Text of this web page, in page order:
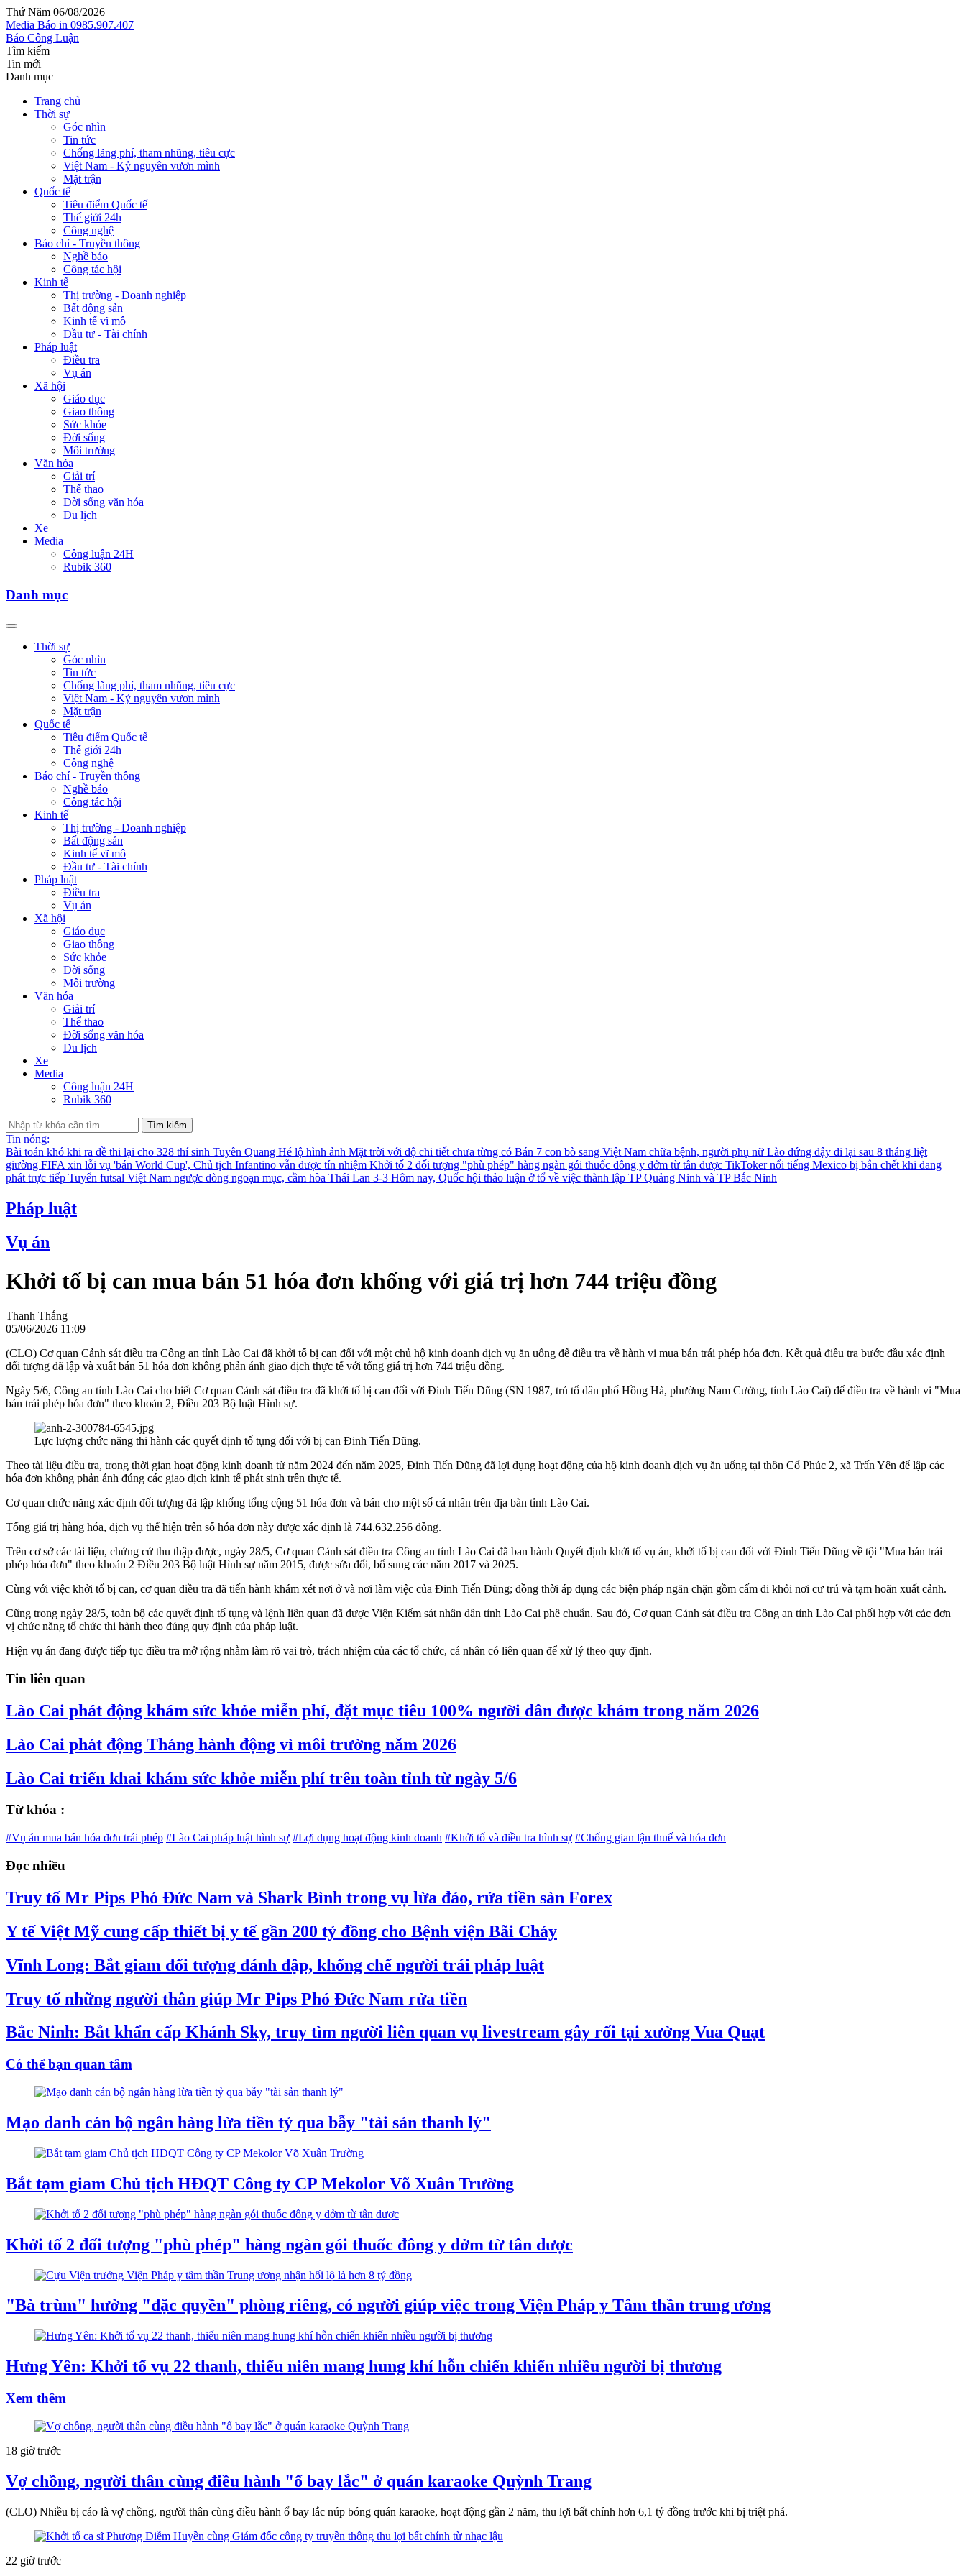
Thứ Năm 06/08/2026
Media Báo in 0985.907.407
Báo Công Luận
Tìm kiếm
Tin mới
Danh mục
Trang chủ
Thời sự
Góc nhìn
Tin tức
Chống lãng phí, tham nhũng, tiêu cực
Việt Nam - Kỷ nguyên vươn mình
Mặt trận
Quốc tế
Tiêu điểm Quốc tế
Thế giới 24h
Công nghệ
Báo chí - Truyền thông
Nghề báo
Công tác hội
Kinh tế
Thị trường - Doanh nghiệp
Bất động sản
Kinh tế vĩ mô
Đầu tư - Tài chính
Pháp luật
Điều tra
Vụ án
Xã hội
Giáo dục
Giao thông
Sức khỏe
Đời sống
Môi trường
Văn hóa
Giải trí
Thể thao
Đời sống văn hóa
Du lịch
Xe
Media
Công luận 24H
Rubik 360
Danh mục
Thời sự
Góc nhìn
Tin tức
Chống lãng phí, tham nhũng, tiêu cực
Việt Nam - Kỷ nguyên vươn mình
Mặt trận
Quốc tế
Tiêu điểm Quốc tế
Thế giới 24h
Công nghệ
Báo chí - Truyền thông
Nghề báo
Công tác hội
Kinh tế
Thị trường - Doanh nghiệp
Bất động sản
Kinh tế vĩ mô
Đầu tư - Tài chính
Pháp luật
Điều tra
Vụ án
Xã hội
Giáo dục
Giao thông
Sức khỏe
Đời sống
Môi trường
Văn hóa
Giải trí
Thể thao
Đời sống văn hóa
Du lịch
Xe
Media
Công luận 24H
Rubik 360
Tìm kiếm
Tin nóng:
Bài toán khó khi ra đề thi lại cho 328 thí sinh Tuyên Quang Hé lộ hình ảnh Mặt trời với độ chi tiết chưa từng có Bán 7 con bò sang Việt Nam chữa bệnh, người phụ nữ Lào đứng dậy đi lại sau 8 tháng liệt
giường FIFA xin lỗi vụ 'bán World Cup', Chủ tịch Infantino vẫn được tín nhiệm Khởi tố 2 đối tượng "phù phép" hàng ngàn gói thuốc đông y dởm từ tân dược TikToker nổi tiếng Mexico bị bắn chết khi đang
phát trực tiếp Tuyển futsal Việt Nam ngược dòng ngoạn mục, cầm hòa Thái Lan 3-3 Hôm nay, Quốc hội thảo luận ở tổ về việc thành lập TP Quảng Ninh và TP Bắc Ninh
Pháp luật
Vụ án
Khởi tố bị can mua bán 51 hóa đơn khống với giá trị hơn 744 triệu đồng
Thanh Thắng
05/06/2026 11:09
(CLO) Cơ quan Cảnh sát điều tra Công an tỉnh Lào Cai đã khởi tố bị can đối với một chủ hộ kinh doanh dịch vụ ăn uống để điều tra về hành vi mua bán trái phép hóa đơn. Kết quả điều tra bước đầu xác định
đối tượng đã lập và xuất bán 51 hóa đơn không phản ánh giao dịch thực tế với tổng giá trị hơn 744 triệu đồng.
Ngày 5/6, Công an tỉnh Lào Cai cho biết Cơ quan Cảnh sát điều tra đã khởi tố bị can đối với Đinh Tiến Dũng (SN 1987, trú tổ dân phố Hồng Hà, phường Nam Cường, tỉnh Lào Cai) để điều tra về hành vi "Mua
bán trái phép hóa đơn" theo khoản 2, Điều 203 Bộ luật Hình sự.
Lực lượng chức năng thi hành các quyết định tố tụng đối với bị can Đinh Tiến Dũng.
Theo tài liệu điều tra, trong thời gian hoạt động kinh doanh từ năm 2024 đến năm 2025, Đinh Tiến Dũng đã lợi dụng hoạt động của hộ kinh doanh dịch vụ ăn uống tại thôn Cổ Phúc 2, xã Trấn Yên để lập các
hóa đơn không phản ánh đúng các giao dịch kinh tế phát sinh trên thực tế.
Cơ quan chức năng xác định đối tượng đã lập khống tổng cộng 51 hóa đơn và bán cho một số cá nhân trên địa bàn tỉnh Lào Cai.
Tổng giá trị hàng hóa, dịch vụ thể hiện trên số hóa đơn này được xác định là 744.632.256 đồng.
Trên cơ sở các tài liệu, chứng cứ thu thập được, ngày 28/5, Cơ quan Cảnh sát điều tra Công an tỉnh Lào Cai đã ban hành Quyết định khởi tố vụ án, khởi tố bị can đối với Đinh Tiến Dũng về tội "Mua bán trái
phép hóa đơn" theo khoản 2 Điều 203 Bộ luật Hình sự năm 2015, được sửa đổi, bổ sung các năm 2017 và 2025.
Cùng với việc khởi tố bị can, cơ quan điều tra đã tiến hành khám xét nơi ở và nơi làm việc của Đinh Tiến Dũng; đồng thời áp dụng các biện pháp ngăn chặn gồm cấm đi khỏi nơi cư trú và tạm hoãn xuất cảnh.
Cũng trong ngày 28/5, toàn bộ các quyết định tố tụng và lệnh liên quan đã được Viện Kiểm sát nhân dân tỉnh Lào Cai phê chuẩn. Sau đó, Cơ quan Cảnh sát điều tra Công an tỉnh Lào Cai phối hợp với các đơn
vị chức năng tổ chức thi hành theo đúng quy định của pháp luật.
Hiện vụ án đang được tiếp tục điều tra mở rộng nhằm làm rõ vai trò, trách nhiệm của các tổ chức, cá nhân có liên quan để xử lý theo quy định.
Tin liên quan
Lào Cai phát động khám sức khỏe miễn phí, đặt mục tiêu 100% người dân được khám trong năm 2026
Lào Cai phát động Tháng hành động vì môi trường năm 2026
Lào Cai triển khai khám sức khỏe miễn phí trên toàn tỉnh từ ngày 5/6
Từ khóa :
#Vụ án mua bán hóa đơn trái phép #Lào Cai pháp luật hình sự #Lợi dụng hoạt động kinh doanh #Khởi tố và điều tra hình sự #Chống gian lận thuế và hóa đơn
Đọc nhiều
Truy tố Mr Pips Phó Đức Nam và Shark Bình trong vụ lừa đảo, rửa tiền sàn Forex
Y tế Việt Mỹ cung cấp thiết bị y tế gần 200 tỷ đồng cho Bệnh viện Bãi Cháy
Vĩnh Long: Bắt giam đối tượng đánh đập, khống chế người trái pháp luật
Truy tố những người thân giúp Mr Pips Phó Đức Nam rửa tiền
Bắc Ninh: Bắt khẩn cấp Khánh Sky, truy tìm người liên quan vụ livestream gây rối tại xưởng Vua Quạt
Có thể bạn quan tâm
Mạo danh cán bộ ngân hàng lừa tiền tỷ qua bẫy "tài sản thanh lý"
Bắt tạm giam Chủ tịch HĐQT Công ty CP Mekolor Võ Xuân Trường
Khởi tố 2 đối tượng "phù phép" hàng ngàn gói thuốc đông y dởm từ tân dược
"Bà trùm" hưởng "đặc quyền" phòng riêng, có người giúp việc trong Viện Pháp y Tâm thần trung ương
Hưng Yên: Khởi tố vụ 22 thanh, thiếu niên mang hung khí hỗn chiến khiến nhiều người bị thương
Xem thêm
18 giờ trước
Vợ chồng, người thân cùng điều hành "ổ bay lắc" ở quán karaoke Quỳnh Trang
(CLO) Nhiều bị cáo là vợ chồng, người thân cùng điều hành ổ bay lắc núp bóng quán karaoke, hoạt động gần 2 năm, thu lợi bất chính hơn 6,1 tỷ đồng trước khi bị triệt phá.
22 giờ trước